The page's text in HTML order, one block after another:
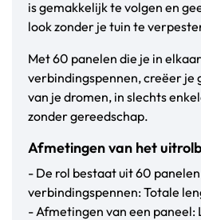
is gemakkelijk te volgen en
look zonder je tuin te
Met 60 panelen die je in
verbindingspennen, creëer je
van je dromen, in slechts
zonder gereedschap.
Afmetingen van het
- De rol bestaat uit 60 panelen
verbindingspennen: Totale
- Afmetingen van een paneel: